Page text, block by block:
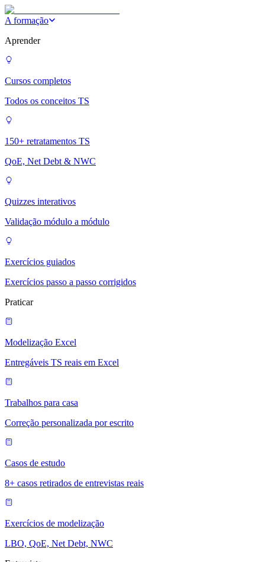
A formação
Aprender
Cursos completos
Todos os conceitos TS
150+ retratamentos TS
QoE, Net Debt & NWC
Quizzes interativos
Validação módulo a módulo
Exercícios guiados
Exercícios passo a passo corrigidos
Praticar
Modelização Excel
Entregáveis TS reais em Excel
Trabalhos para casa
Correção personalizada por escrito
Casos de estudo
8+ casos retirados de entrevistas reais
Exercícios de modelização
LBO, QoE, Net Debt, NWC